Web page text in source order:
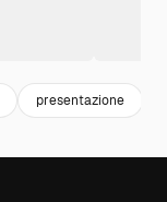
presentazione